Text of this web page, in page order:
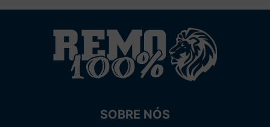
SOBRE NÓS